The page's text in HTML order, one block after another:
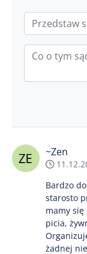
~Zen
Bardzo
starosto
mamy
picia,
żadnej